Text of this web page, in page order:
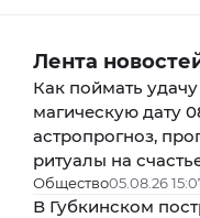
Лента
Как поймать
магическую дату
астропрогноз,
ритуалы на
Общество05.08.26
В Губкинском